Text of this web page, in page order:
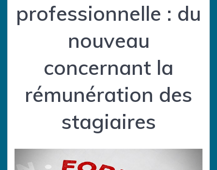
professionnelle : du
nouveau
concernant la
rémunération des
stagiaires